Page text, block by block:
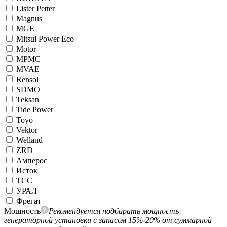
Lister Petter
Magnus
MGE
Mitsui Power Eco
Motor
MPMC
MVAE
Rensol
SDMO
Teksan
Tide Power
Toyo
Vektor
Welland
ZRD
Амперос
Исток
ТСС
УРАЛ
Фрегат
Мощность
Рекомендуется подбирать мощность
генераторной установки с запасом 15%-20% от суммарной